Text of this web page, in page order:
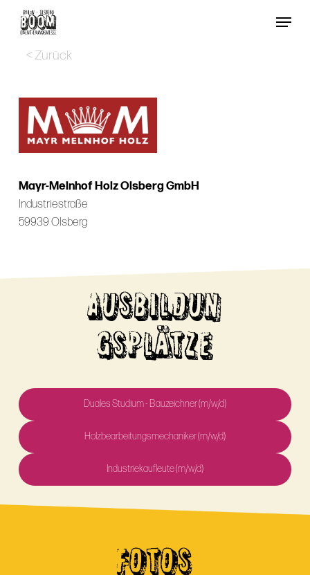
Menu
< Zurück
Mayr-Melnhof Holz Olsberg GmbH
Industriestraße
59939 Olsberg
AUSBILDUN
GSPLÄTZE
Duales Studium - Bauzeichner (m/w/d)
Holzbearbeitungsmechaniker (m/w/d)
Industriekaufleute (m/w/d)
FOTOS